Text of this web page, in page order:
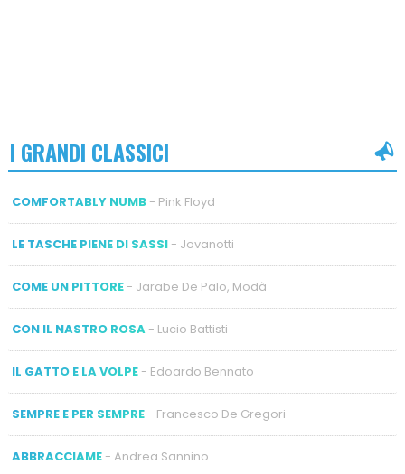
I GRANDI CLASSICI
COMFORTABLY NUMB- Pink Floyd
LE TASCHE PIENE DI SASSI- Jovanotti
COME UN PITTORE- Jarabe De Palo, Modà
CON IL NASTRO ROSA- Lucio Battisti
IL GATTO E LA VOLPE- Edoardo Bennato
SEMPRE E PER SEMPRE- Francesco De Gregori
ABBRACCIAME- Andrea Sannino